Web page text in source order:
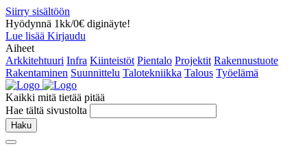
Siirry sisältöön
Hyödynnä 1kk/0€ diginäyte!
Lue lisää Kirjaudu
Aiheet
Arkkitehtuuri Infra Kiinteistöt Pientalo Projektit Rakennustuote
Rakentaminen Suunnittelu Talotekniikka Talous Työelämä
Kaikki mitä tietää pitää
Hae tältä sivustolta
Haku